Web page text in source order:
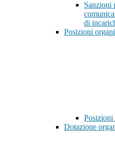
Sanzioni
di
Posizioni
Posizioni
Dotazione